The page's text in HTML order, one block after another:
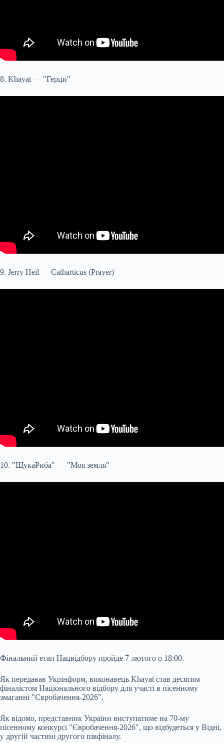
8. Khayat — "Герци"
9. Jerry Heil — Catharticus (Prayer)
10. "ЩукаРиба" — "Моя земля"
Фінальний етап Нацвідбору пройде 7 лютого о 18:00.
Як передавав Укрінформ, виконавець Khayat став десятим
фіналістом Національного відбору для участі в пісенному
змаганні "Євробачення-2026".
Як відомо, представник України виступатиме на 70-му
пісенному конкурсі "Євробачення-2026", що відбудеться у Відні,
у другій частині другого півфіналу.